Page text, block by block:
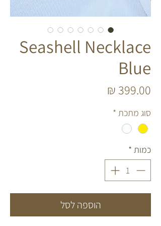
Seashell Necklace
Blue
סוג מתכת *
כמות *
הוספה לסל